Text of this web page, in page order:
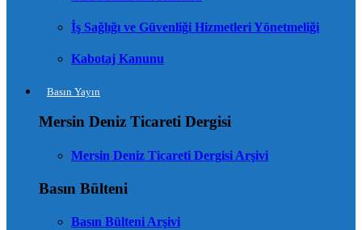
İş Sağlığı ve Güvenliği Hizmetleri Yönetmeliği
Kabotaj Kanunu
Basın Yayın
Mersin Deniz Ticareti Dergisi
Mersin Deniz Ticareti Dergisi Arşivi
Basın Bülteni
Basın Bülteni Arşivi